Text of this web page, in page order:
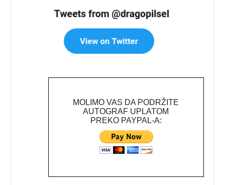
MOLIMO VAS DA PODRŽITE
AUTOGRAF UPLATOM
PREKO PAYPAL-A: